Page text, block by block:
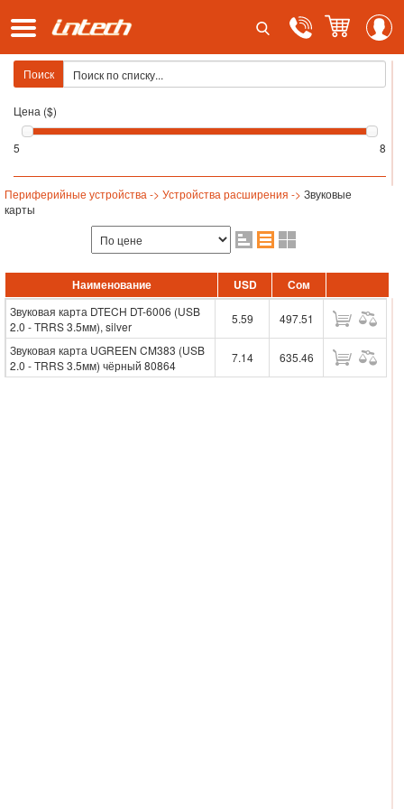
Периферийные устройства -> Устройства расширения -> Звуковые
карты
Наименование USD Сом
Звуковая карта DTECH DT-6006 (USB
2.0 - TRRS 3.5мм), silver
5.59 497.51
Звуковая карта UGREEN CM383 (USB
2.0 - TRRS 3.5мм) чёрный 80864
7.14 635.46
Поиск
Цена ($)
5 8